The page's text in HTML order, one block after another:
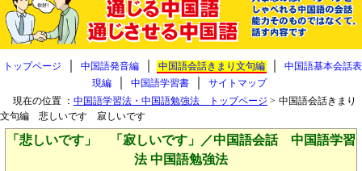
トップページ 中国語発音編 中国語会話きまり文句編
中国語基本会話表
現編
中国語学習書
サイトマップ
現在の位置 ： 中国語学習法・中国語勉強法 トップページ > 中国語会話きまり
文句編 悲しいです 寂しいです
「悲しいです」 「寂しいです」／中国語会話 中国語学習
法 中国語勉強法